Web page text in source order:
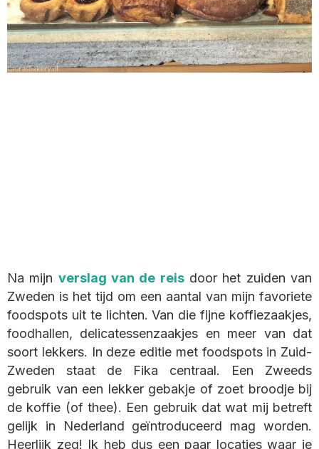
Na mijn verslag van de reisdoor het zuiden van
Zweden is het tijd om een aantal van mijn favoriete
foodspots uit te lichten. Van die fijne koffiezaakjes,
foodhallen, delicatessenzaakjes en meer van dat
soort lekkers. In deze editie met foodspots in Zuid-
Zweden staat de Fika centraal. Een Zweeds
gebruik van een lekker gebakje of zoet broodje bij
de koffie (of thee). Een gebruik dat wat mij betreft
gelijk in Nederland geïntroduceerd mag worden.
Heerlijk zeg! Ik heb dus een paar locaties waar je